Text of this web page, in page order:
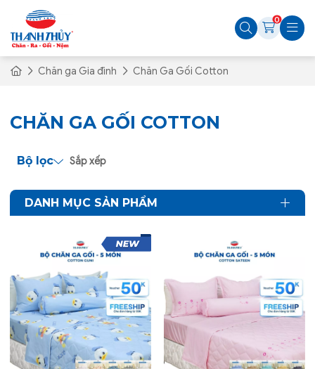
0
Chăn ga Gia đình Chăn Ga Gối Cotton
CHĂN GA GỐI COTTON
Sắp xếp
Bộ lọc
DANH MỤC SẢN PHẨM